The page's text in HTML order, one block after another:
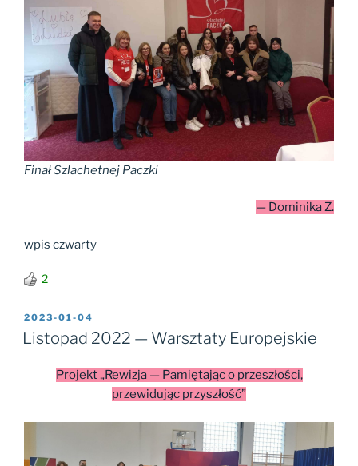
Finał Szlachetnej Paczki
— Dominika Z.
wpis czwarty
2
OPUBLIKOWANE
W
2023-01-04
Listopad 2022 — Warsztaty Europejskie
Projekt „Rewizja — Pamiętając o przeszłości,
przewidując przyszłość”